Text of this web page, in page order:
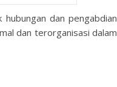
dan pengabdian
dan terorganisasi dalam